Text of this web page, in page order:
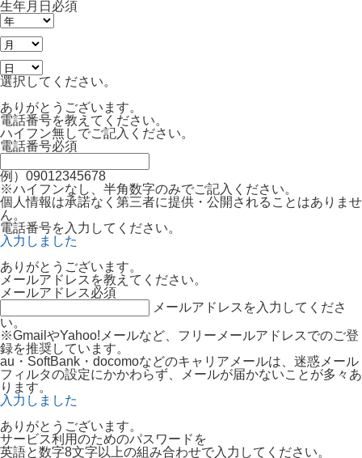
生年月日 必須
選択してください。
ありがとうございます。
電話番号を教えてください。
ハイフン無しでご記入ください。
電話番号必須
例）09012345678
※ハイフンなし、半角数字のみでご記入ください。
個人情報は承諾なく第三者に提供・公開されることはありませ
ん。
電話番号を入力してください。
入力しました
ありがとうございます。
メールアドレスを教えてください。
メールアドレス必須
メールアドレスを入力してくださ
い。
※GmailやYahoo!メールなど、フリーメールアドレスでのご登
録を推奨しています。
au・SoftBank・docomoなどのキャリアメールは、迷惑メール
フィルタの設定にかかわらず、メールが届かないことが多々あ
ります。
入力しました
ありがとうございます。
サービス利用のためのパスワードを
英語と数字8文字以上の組み合わせで入力してください。